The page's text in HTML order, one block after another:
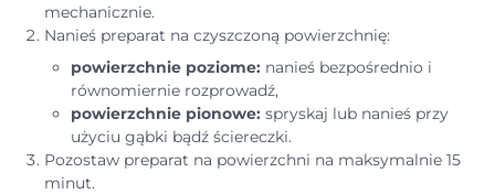
mechanicznie.
Nanieś preparat na czyszczoną powierzchnię:
powierzchnie poziome: nanieś bezpośrednio i
równomiernie rozprowadź,
powierzchnie pionowe: spryskaj lub nanieś przy
użyciu gąbki bądź ściereczki.
Pozostaw preparat na powierzchni na maksymalnie 15
minut.